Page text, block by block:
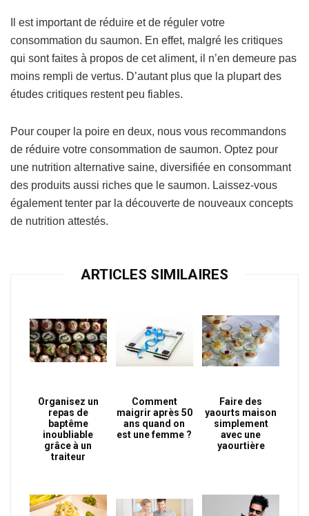
Il est important de réduire et de réguler votre
consommation du saumon. En effet, malgré les critiques
qui sont faites à propos de cet aliment, il n’en demeure pas
moins rempli de vertus. D’autant plus que la plupart des
études critiques restent peu fiables.
Pour couper la poire en deux, nous vous recommandons
de réduire votre consommation de saumon. Optez pour
une nutrition alternative saine, diversifiée en consommant
des produits aussi riches que le saumon. Laissez-vous
également tenter par la découverte de nouveaux concepts
de nutrition attestés.
ARTICLES SIMILAIRES
Organisez un
repas de
baptême
inoubliable
grâce à un
traiteur
Comment
maigrir après 50
ans quand on
est une femme ?
Faire des
yaourts maison
simplement
avec une
yaourtière